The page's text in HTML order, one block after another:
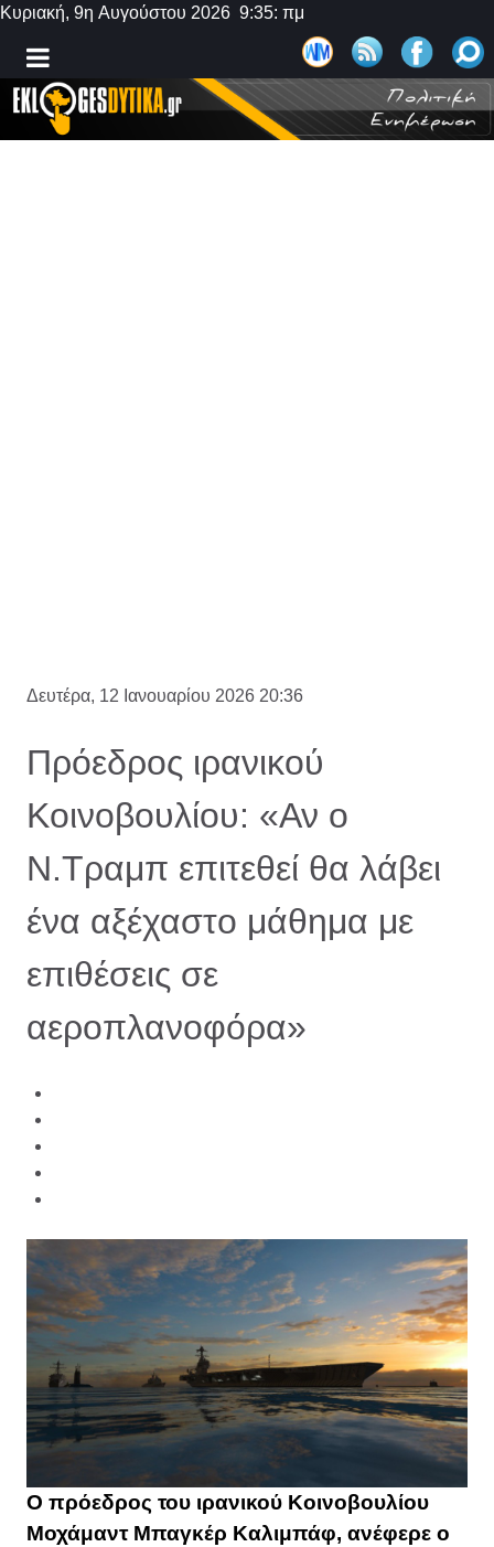
Κυριακή, 9η Αυγούστου 2026 9:35: πμ
Δευτέρα, 12 Ιανουαρίου 2026 20:36
Πρόεδρος ιρανικού
Κοινοβουλίου: «Αν ο
Ν.Τραμπ επιτεθεί θα λάβει
ένα αξέχαστο μάθημα με
επιθέσεις σε
αεροπλανοφόρα»
Ο πρόεδρος του ιρανικού Κοινοβουλίου
Μοχάμαντ Μπαγκέρ Καλιμπάφ, ανέφερε ο